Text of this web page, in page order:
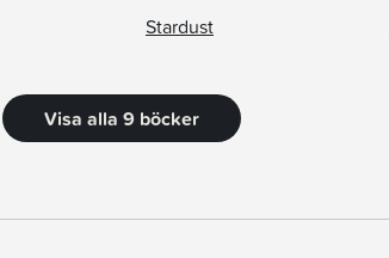
Stardust
Visa alla 9 böcker